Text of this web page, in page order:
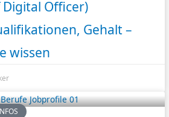
Digital Officer)
Gehalt –
wissen